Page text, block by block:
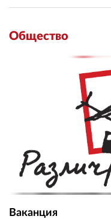
Общество
Ваканция